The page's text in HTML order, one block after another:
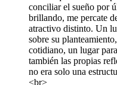
conciliar el sueño por
brillando, me percate
atractivo distinto. Un
sobre su
cotidiano, un lugar
también las propias
no era solo una
<br>